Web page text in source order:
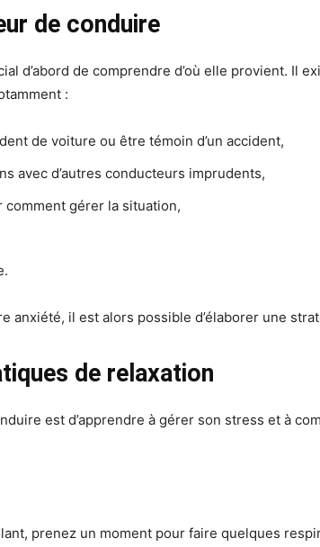
de conduire
d’abord de comprendre d’où elle provient. Il
:
de voiture ou être témoin d’un accident,
avec d’autres conducteurs imprudents,
comment gérer la situation,
anxiété, il est alors possible d’élaborer une
de relaxation
est d’apprendre à gérer son stress et à
prenez un moment pour faire quelques